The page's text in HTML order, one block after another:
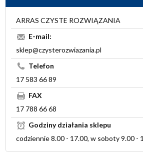
ARRAS CZYSTE ROZWIĄZANIA
E-mail:
sklep@czysterozwiazania.pl
Telefon
17 583 66 89
FAX
17 788 66 68
Godziny działania sklepu
codziennie 8.00 - 17.00, w soboty 9.00 -